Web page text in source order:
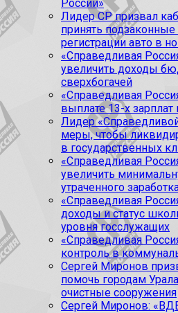
России»
Лидер СР призвал
принять
регистрации авто в
«Справедливая
увеличить доходы
сверхбогачей
«Справедливая
выплате 13-х зарплат
Лидер
меры, чтобы
в государственных
«Справедливая
увеличить
утраченного
«Справедливая
доходы и статус
уровня госслужащих
«Справедливая
контроль в
Сергей Миронов
помочь городам
очистные сооружения
Сергей Миронов: